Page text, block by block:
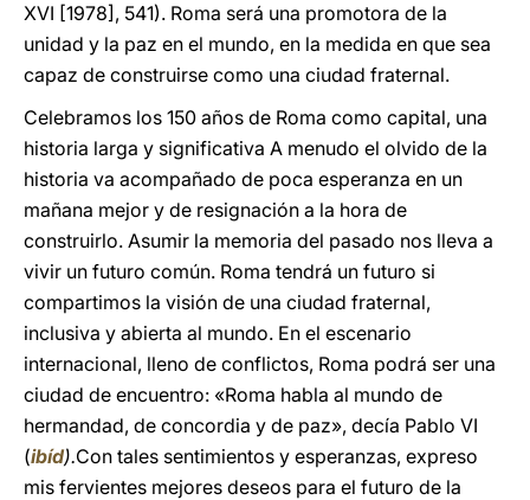
XVI [1978], 541). Roma será una promotora de la
unidad y la paz en el mundo, en la medida en que sea
capaz de construirse como una ciudad fraternal.
Celebramos los 150 años de Roma como capital, una
historia larga y significativa A menudo el olvido de la
historia va acompañado de poca esperanza en un
mañana mejor y de resignación a la hora de
construirlo. Asumir la memoria del pasado nos lleva a
vivir un futuro común. Roma tendrá un futuro si
compartimos la visión de una ciudad fraternal,
inclusiva y abierta al mundo. En el escenario
internacional, lleno de conflictos, Roma podrá ser una
ciudad de encuentro: «Roma habla al mundo de
hermandad, de concordia y de paz», decía Pablo VI
(ibíd).Con tales sentimientos y esperanzas, expreso
mis fervientes mejores deseos para el futuro de la